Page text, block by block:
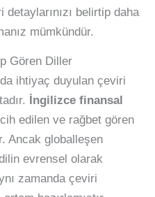
belirtip daha
mümkündür.
Gören Diller
ihtiyaç duyulan çeviri
İngilizce finansal
edilen ve rağbet gören
Ancak globalleşen
evrensel olarak
zamanda çeviri